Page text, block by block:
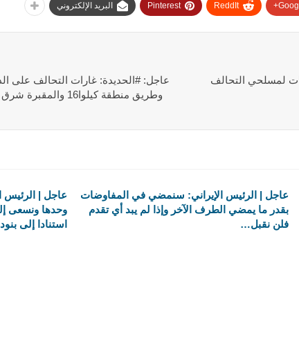
ReddIt
Pinterest البريد الإلكتروني
لمسلحي التحالف
عاجل: #الحديدة: غارات التحالف على
وطريق منطقة كيلوا16 والمقبرة شرق مدينة الدريهمي وعلى الخط العام
عاجل | الرئيس الإيراني: سنمضي في المفاوضات
بقدر ما يمضي الطرف الآخر وإذا لم يبد أي تقدم
فلن نقبل…
عاجل | الرئيس
وحدها ونسعى
استنادا إلى